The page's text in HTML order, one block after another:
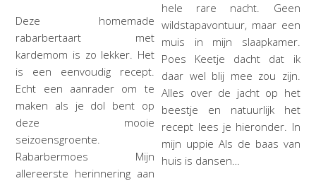
Deze homemade
rabarbertaart met
kardemom is zo lekker. Het
is een eenvoudig recept.
Echt een aanrader om te
maken als je dol bent op
deze mooie
seizoensgroente.
Rabarbermoes Mijn
allereerste herinnering aan
hele rare nacht. Geen
wildstapavontuur, maar een
muis in mijn slaapkamer.
Poes Keetje dacht dat ik
daar wel blij mee zou zijn.
Alles over de jacht op het
beestje en natuurlijk het
recept lees je hieronder. In
mijn uppie Als de baas van
huis is dansen…